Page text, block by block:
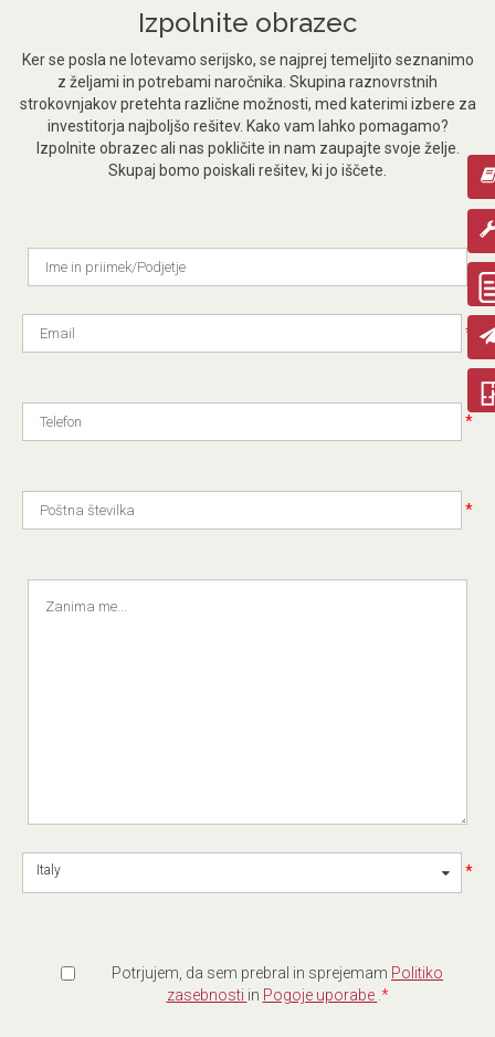
Izpolnite obrazec
Ker se posla ne lotevamo serijsko, se najprej temeljito seznanimo
z željami in potrebami naročnika. Skupina raznovrstnih
strokovnjakov pretehta različne možnosti, med katerimi izbere za
investitorja najboljšo rešitev. Kako vam lahko pomagamo?
Izpolnite obrazec ali nas pokličite in nam zaupajte svoje želje.
Skupaj bomo poiskali rešitev, ki jo iščete.
*
*
*
Italy *
Potrjujem, da sem prebral in sprejemam Politiko
zasebnosti in Pogoje uporabe *